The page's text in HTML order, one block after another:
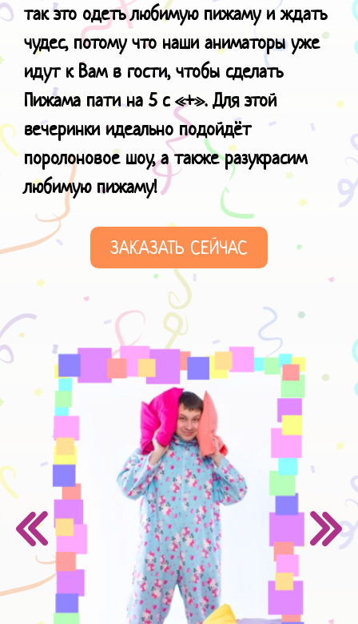
так это одеть любимую пижаму и ждать
чудес, потому что наши аниматоры уже
идут к Вам в гости, чтобы сделать
Пижама пати на 5 с «+».Для этой
вечеринки идеально подойдёт
поролоновое шоу, а также разукрасим
любимую пижаму!
ЗАКАЗАТЬ СЕЙЧАС